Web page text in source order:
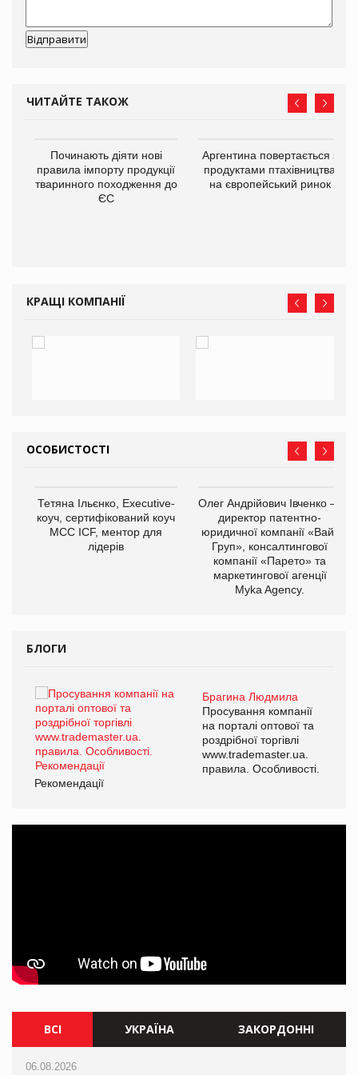
ЧИТАЙТЕ ТАКОЖ
Починають діяти нові
правила імпорту продукції
тваринного походження до
ЄС
Аргентина повертається з
продуктами птахівництва
на європейський ринок
КРАЩІ КОМПАНІЇ
ОСОБИСТОСТІ
Тетяна Ільєнко, Executive-
коуч, сертифікований коуч
МСС ICF, ментор для
лідерів
Олег Андрійович Івченко —
директор патентно-
юридичної компанії «Вайз
Груп», консалтингової
компанії «Парето» та
маркетингової агенції
Myka Agency.
БЛОГИ
Брагина Людмила
Просування компанії
на порталі оптової та
роздрібної торгівлі
www.trademaster.ua.
правила. Особливості.
Рекомендації
ВСІ УКРАЇНА ЗАКОРДОННІ
06.08.2026
06.08.2026
06.08.2026